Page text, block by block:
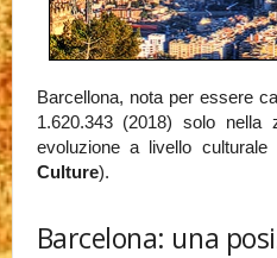
Barcellona, nota per essere
1.620.343 (2018) solo
evoluzione a livello
Culture).
Barcelona: una